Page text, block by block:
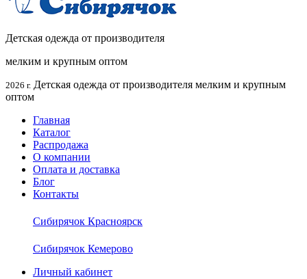
Детская одежда от производителя
мелким и крупным оптом
2026 г. Детская одежда от производителя мелким и крупным
оптом
Главная
Каталог
Распродажа
О компании
Оплата и доставка
Блог
Контакты
Сибирячок Красноярск
Сибирячок Кемерово
Личный кабинет